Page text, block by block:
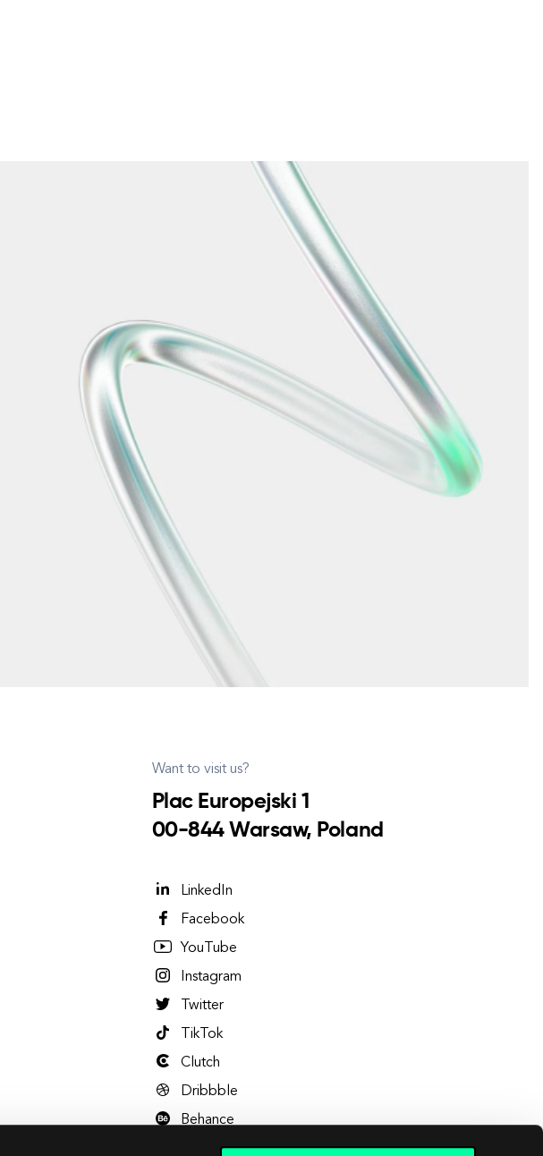
Want to visit us?
Plac Europejski 1
00-844 Warsaw, Poland
LinkedIn
Facebook
YouTube
Instagram
Twitter
TikTok
Clutch
Dribbble
Behance